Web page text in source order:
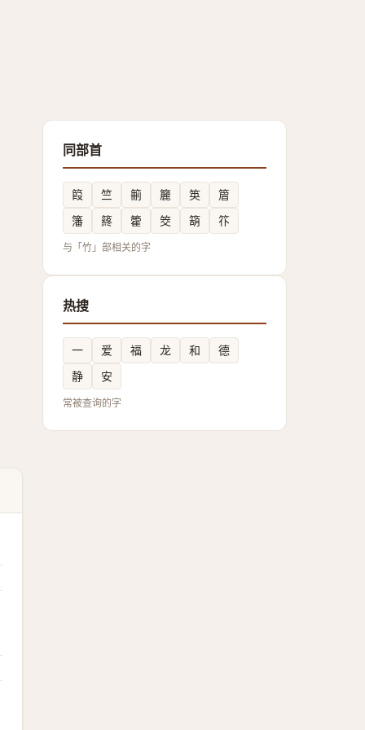
同部首
䈔 竺 䈀 籭 䇦
篃
籓
䈺 籗 筊 箶 䇚
与「竹」部相关的字
热搜
一 爱 福 龙 和
德
静
安
常被查询的字